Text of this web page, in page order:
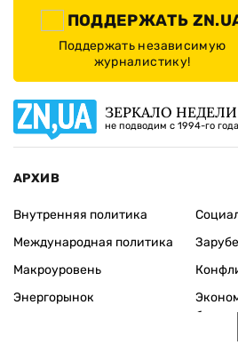
ПОДДЕРЖАТЬ
Поддержать независимую
журналистику!
ЗЕРКАЛО НЕДЕЛИ
не подводим с 1994-го года
АРХИВ
Внутренняя политика
Международная политика
Макроуровень
Энергорынок